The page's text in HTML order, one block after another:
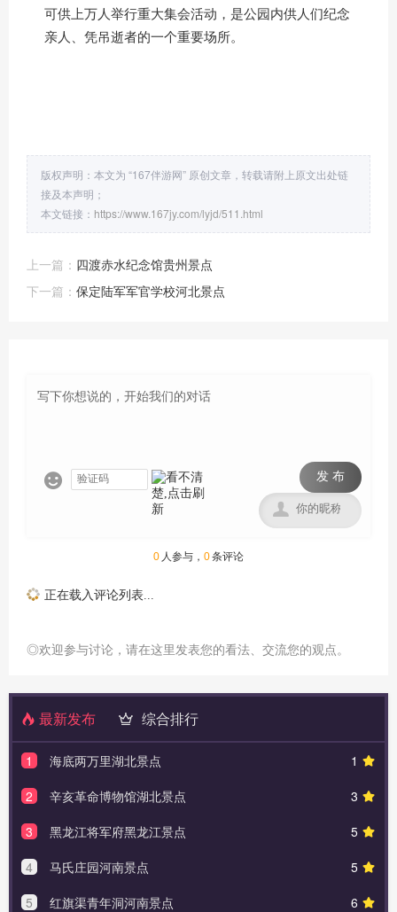
可供上万人举行重大集会活动，是公园内供人们纪念
亲人、凭吊逝者的一个重要场所。
版权声明：本文为 “167伴游网” 原创文章，转载请附上原文出处链
接及本声明；
本文链接： https://www.167jy.com/lyjd/511.html
上一篇： 四渡赤水纪念馆贵州景点
下一篇： 保定陆军军官学校河北景点
 发 布

0 人参与， 0条评论
正在载入评论列表...
◎欢迎参与讨论，请在这里发表您的看法、交流您的观点。
最新发布 综合排行
1
1
海底两万里湖北景点
3
2
辛亥革命博物馆湖北景点
5
3
黑龙江将军府黑龙江景点
5
4
马氏庄园河南景点
6
5
红旗渠青年洞河南景点